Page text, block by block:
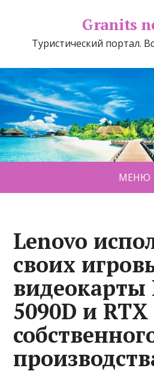
Granits
Туристический портал.
МЕНЮ
Lenovo
своих
видеокарты
5090D и RTX